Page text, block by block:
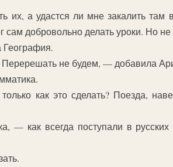
их, а удастся ли мне закалить там
сам добровольно делать уроки. Но
не будем, — добавила
как это сделать? Поезда,
как всегда поступали в русских